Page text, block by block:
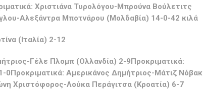
Χριστιάνα Τυρολόγου-Μπρούνα Βούλετιτς
Αλεξάντρα Μποτνάρου (Μολδαβία) 14-0-42 κιλά
(Ιταλία) 2-12
Γέλε Πλομπ (Ολλανδία) 2-9Προκριματικά:
Αμερικάνος Δημήτριος-Μάτιζ Νόβακ
Χριστόφορος-Λούκα Περάγιτσα (Κροατία) 6-7